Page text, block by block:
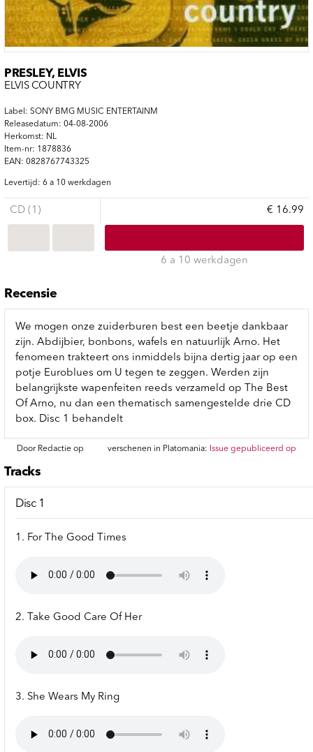
PRESLEY, ELVIS
ELVIS COUNTRY
Label: SONY BMG MUSIC ENTERTAINM
Releasedatum: 04-08-2006
Herkomst: NL
Item-nr: 1878836
EAN: 0828767743325
Levertijd: 6 a 10 werkdagen
CD (1) € 16.99
6 a 10 werkdagen
Recensie
We mogen onze zuiderburen best een beetje dankbaar
zijn. Abdijbier, bonbons, wafels en natuurlijk Arno. Het
fenomeen trakteert ons inmiddels bijna dertig jaar op een
potje Euroblues om U tegen te zeggen. Werden zijn
belangrijkste wapenfeiten reeds verzameld op The Best
Of Arno, nu dan een thematisch samengestelde drie CD
box. Disc 1 behandelt
Door Redactie op verschenen in Platomania: Issue gepubliceerd op
Tracks
Disc 1
1. For The Good Times
2. Take Good Care Of Her
3. She Wears My Ring